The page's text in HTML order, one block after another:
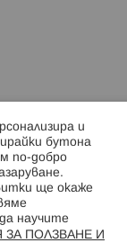
и
бутона
по-добро
ще окаже
научите
ПОЛЗВАНЕ И